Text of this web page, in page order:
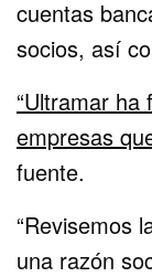
cuentas
socios, así
“Ultramar
empresas
fuente.
“Revisemos
una razón